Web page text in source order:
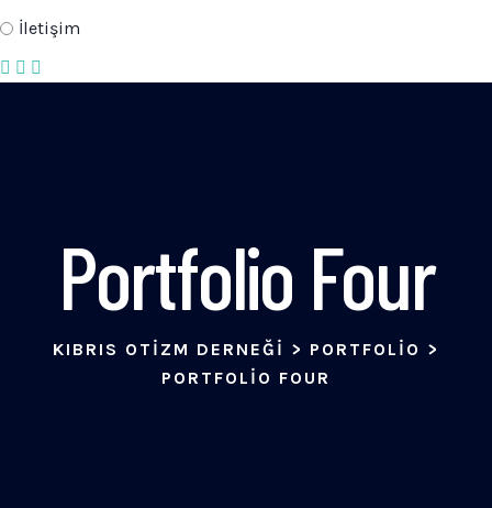
İletişim
Portfolio Four
KIBRIS OTIZM DERNEĞI > PORTFOLIO >
PORTFOLIO FOUR